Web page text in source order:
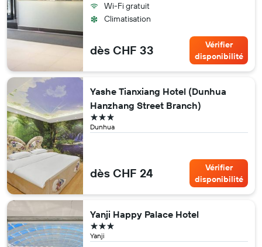
Wi-Fi gratuit
Climatisation
dès CHF 33
Vérifier
disponibilité
Yashe Tianxiang Hotel (Dunhua
Hanzhang Street Branch)
Dunhua
3 étoiles
dès CHF 24
Vérifier
disponibilité
Yanji Happy Palace Hotel
Yanji
3 étoiles